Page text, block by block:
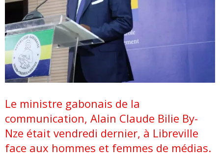
Le ministre gabonais de la
communication, Alain Claude Bilie By-
Nze était vendredi dernier, à Libreville
face aux hommes et femmes de médias.